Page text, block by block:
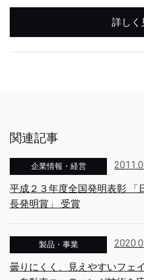
詳しく
関連記事
企業情報・経営
平成２３年度全国発明表彰 「
長発明賞」 受賞
製品・事業
曇りにくく、見えやすいフェ